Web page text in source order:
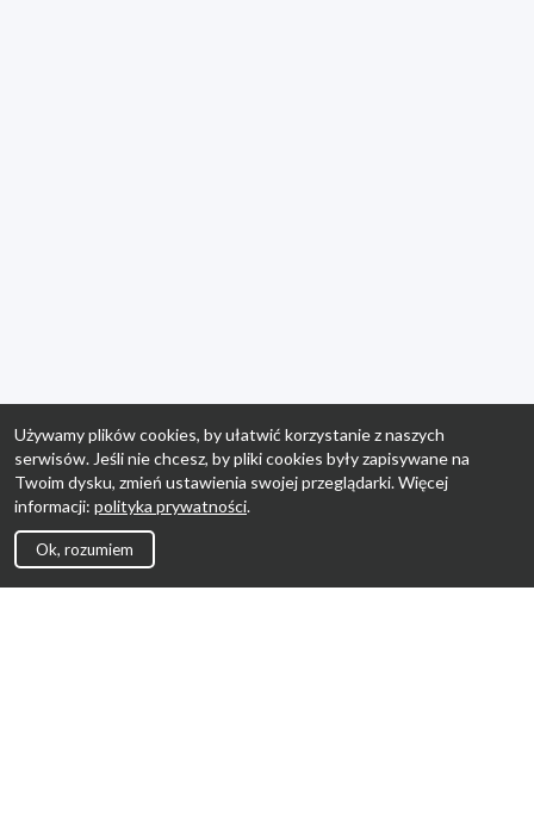
Używamy plików cookies, by ułatwić korzystanie z naszych
serwisów. Jeśli nie chcesz, by pliki cookies były zapisywane na
Twoim dysku, zmień ustawienia swojej przeglądarki. Więcej
informacji: polityka prywatności.
Ok, rozumiem